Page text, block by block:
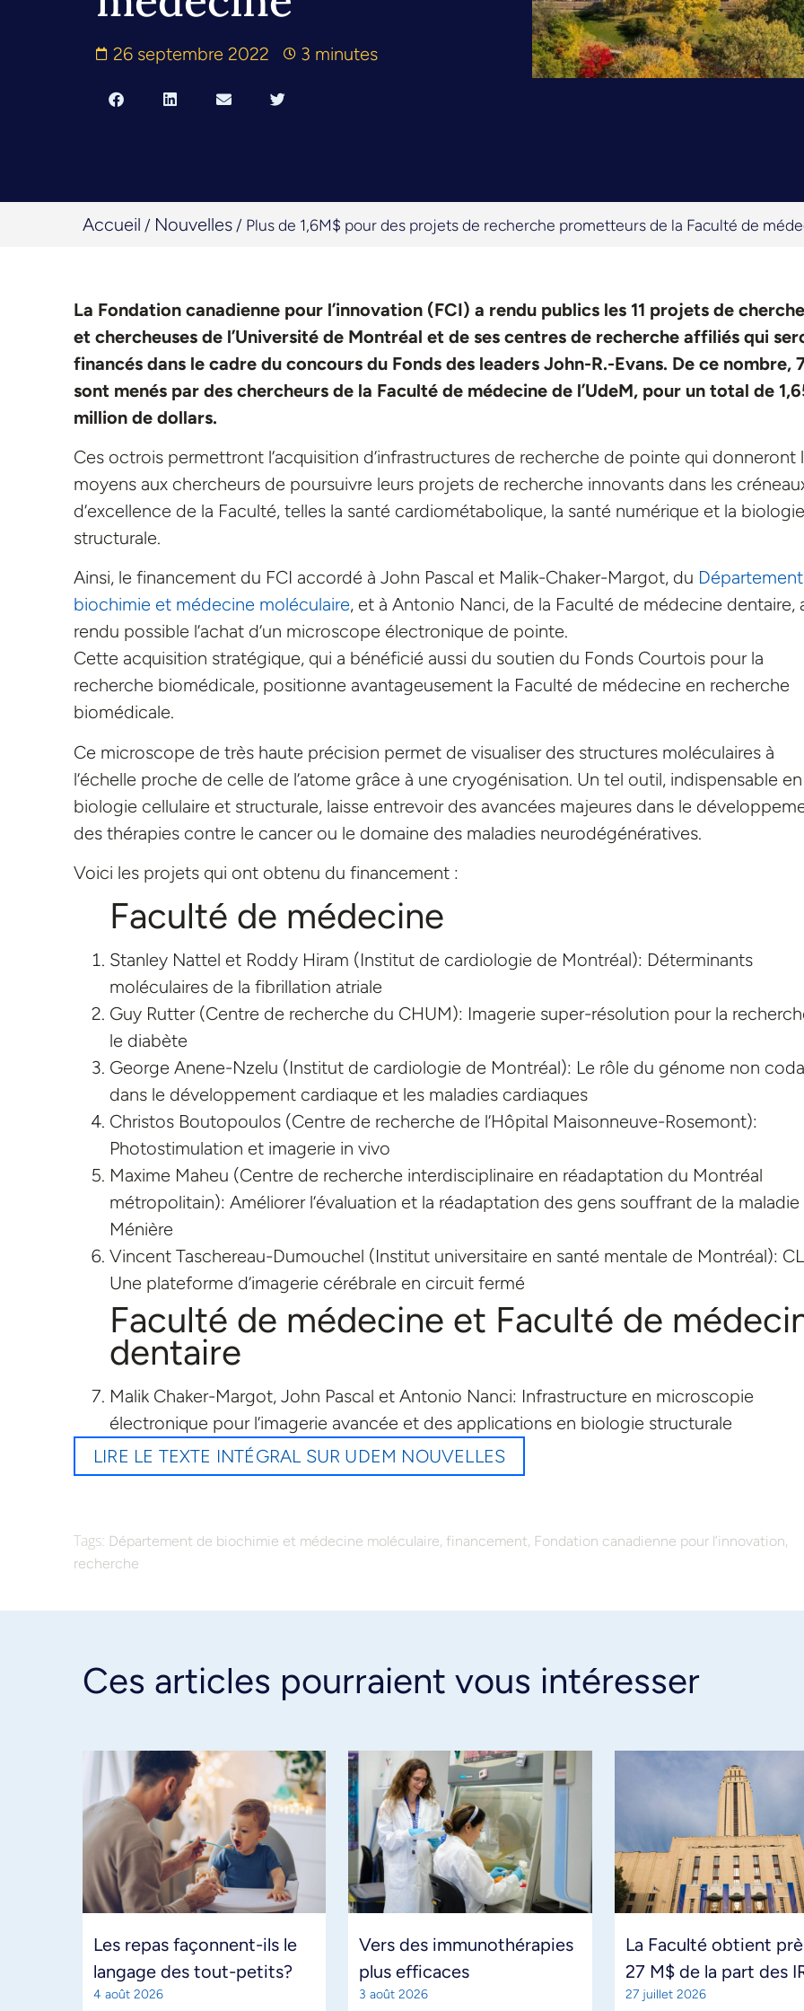
26 septembre 2022 3 minutes
Accueil / Nouvelles / Plus de 1,6M$ pour des projets de recherche prometteurs de la Faculté de
La Fondation canadienne pour l’innovation (FCI) a rendu publics les 11 projets de
et chercheuses de l’Université de Montréal et de ses centres de recherche affiliés qui
financés dans le cadre du concours du Fonds des leaders John-R.-Evans. De ce nombre,
sont menés par des chercheurs de la Faculté de médecine de l’UdeM, pour un total de
million de dollars.
Ces octrois permettront l’acquisition d’infrastructures de recherche de pointe qui donneront
moyens aux chercheurs de poursuivre leurs projets de recherche innovants dans les
d’excellence de la Faculté, telles la santé cardiométabolique, la santé numérique et la biologie
structurale.
Ainsi, le financement du FCI accordé à John Pascal et Malik-Chaker-Margot, du
biochimie et médecine moléculaire, et à Antonio Nanci, de la Faculté de médecine dentaire,
rendu possible l’achat d’un microscope électronique de pointe.
Cette acquisition stratégique, qui a bénéficié aussi du soutien du Fonds Courtois pour la
recherche biomédicale, positionne avantageusement la Faculté de médecine en recherche
biomédicale.
Ce microscope de très haute précision permet de visualiser des structures moléculaires à
l’échelle proche de celle de l’atome grâce à une cryogénisation. Un tel outil, indispensable en
biologie cellulaire et structurale, laisse entrevoir des avancées majeures dans le
des thérapies contre le cancer ou le domaine des maladies neurodégénératives.
Voici les projets qui ont obtenu du financement :
Faculté de médecine
Stanley Nattel et Roddy Hiram (Institut de cardiologie de Montréal): Déterminants
moléculaires de la fibrillation atriale
Guy Rutter (Centre de recherche du CHUM): Imagerie super-résolution pour la
le diabète
George Anene-Nzelu (Institut de cardiologie de Montréal): Le rôle du génome non
dans le développement cardiaque et les maladies cardiaques
Christos Boutopoulos (Centre de recherche de l’Hôpital Maisonneuve-Rosemont):
Photostimulation et imagerie in vivo
Maxime Maheu (Centre de recherche interdisciplinaire en réadaptation du Montréal
métropolitain): Améliorer l’évaluation et la réadaptation des gens souffrant de la maladie
Ménière
Vincent Taschereau-Dumouchel (Institut universitaire en santé mentale de Montréal):
Une plateforme d’imagerie cérébrale en circuit fermé
Faculté de médecine et Faculté de
dentaire
Malik Chaker-Margot, John Pascal et Antonio Nanci: Infrastructure en microscopie
électronique pour l’imagerie avancée et des applications en biologie structurale
LIRE LE TEXTE INTÉGRAL SUR UDEM NOUVELLES
Tags: Département de biochimie et médecine moléculaire, financement, Fondation canadienne pour l’innovation,
recherche
Ces articles pourraient vous intéresser
Les repas façonnent-ils le
langage des tout-petits?
4 août 2026
Vers des immunothérapies
plus efficaces
3 août 2026
La Faculté obtient
27 M$ de la part des
27 juillet 2026